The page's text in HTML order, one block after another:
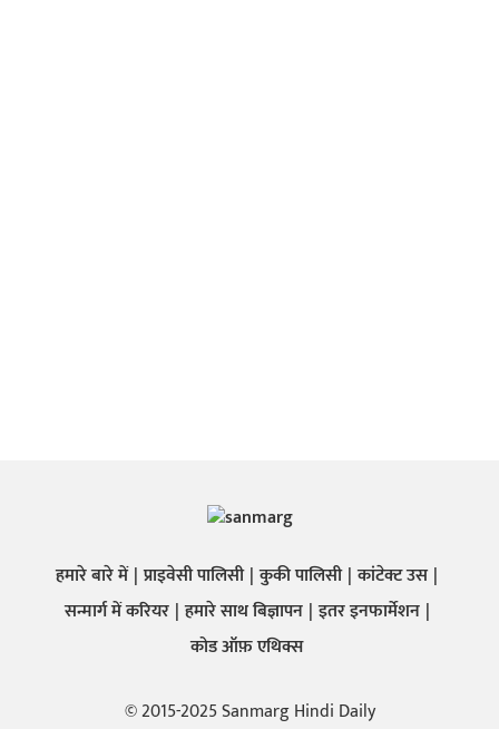
हमारे बारे में प्राइवेसी पालिसी कुकी पालिसी कांटेक्ट उस
सन्मार्ग में करियर हमारे साथ बिज्ञापन इतर इनफार्मेशन
कोड ऑफ़ एथिक्स
© 2015-2025 Sanmarg Hindi Daily